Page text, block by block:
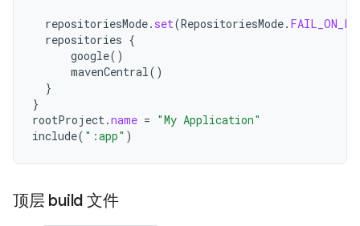
repositoriesMode. set(RepositoriesMode.
repositories {
google()
mavenCentral()
}
}
rootProject.name = "My Application"
include( ":app" )
顶层 build 文件